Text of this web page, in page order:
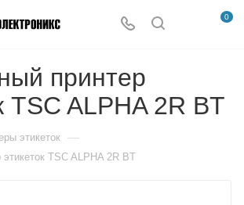
0
принтер
TSC ALPHA 2R BT
этикеток —
TSC ALPHA 2R BT